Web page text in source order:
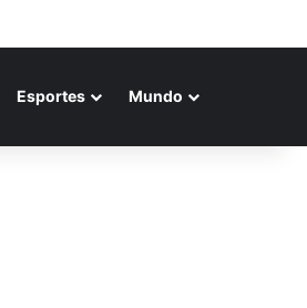
Esportes Mundo